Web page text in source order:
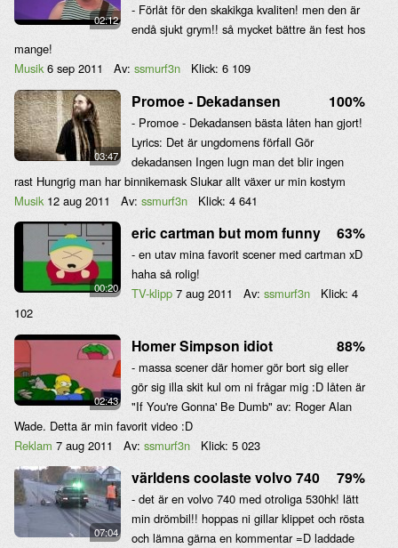
02:12
- Förlåt för den skakikga kvaliten! men den är
endå sjukt grym!! så mycket bättre än fest hos
mange!
Musik 6 sep 2011 Av: ssmurf3n Klick: 6 109
03:47
Promoe - Dekadansen 100%
- Promoe - Dekadansen bästa låten han gjort!
Lyrics: Det är ungdomens förfall Gör
dekadansen Ingen lugn man det blir ingen
rast Hungrig man har binnikemask Slukar allt växer ur min kostym
Musik 12 aug 2011 Av: ssmurf3n Klick: 4 641
00:20
eric cartman but mom funny 63%
- en utav mina favorit scener med cartman xD
haha så rolig!
TV-klipp 7 aug 2011 Av: ssmurf3n Klick: 4
102
02:43
Homer Simpson idiot 88%
- massa scener där homer gör bort sig eller
gör sig illa skit kul om ni frågar mig :D låten är
"If You're Gonna' Be Dumb" av: Roger Alan
Wade. Detta är min favorit video :D
Reklam 7 aug 2011 Av: ssmurf3n Klick: 5 023
07:04
världens coolaste volvo 740 79%
- det är en volvo 740 med otroliga 530hk! lätt
min drömbil!! hoppas ni gillar klippet och rösta
och lämna gärna en kommentar =D laddade